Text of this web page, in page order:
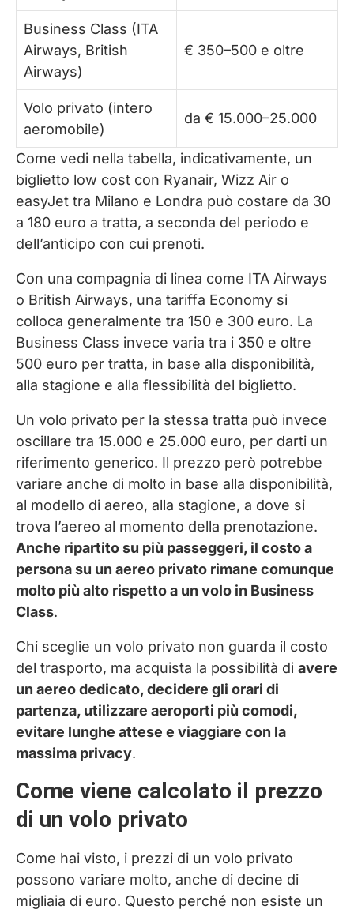
Business Class (ITA
Airways, British
Airways)
€ 350–500 e oltre
Volo privato (intero
aeromobile)
da € 15.000–25.000
Come vedi nella tabella, indicativamente, un
biglietto low cost con Ryanair, Wizz Air o
easyJet tra Milano e Londra può costare da 30
a 180 euro a tratta, a seconda del periodo e
dell’anticipo con cui prenoti.
Con una compagnia di linea come ITA Airways
o British Airways, una tariffa Economy si
colloca generalmente tra 150 e 300 euro. La
Business Class invece varia tra i 350 e oltre
500 euro per tratta, in base alla disponibilità,
alla stagione e alla flessibilità del biglietto.
Un volo privato per la stessa tratta può invece
oscillare tra 15.000 e 25.000 euro, per darti un
riferimento generico. Il prezzo però potrebbe
variare anche di molto in base alla disponibilità,
al modello di aereo, alla stagione, a dove si
trova l’aereo al momento della prenotazione.
Anche ripartito su più passeggeri, il costo a
persona su un aereo privato rimane comunque
molto più alto rispetto a un volo in Business
Class.
Chi sceglie un volo privato non guarda il costo
del trasporto, ma acquista la possibilità di avere
un aereo dedicato, decidere gli orari di
partenza, utilizzare aeroporti più comodi,
evitare lunghe attese e viaggiare con la
massima privacy.
Come viene calcolato il prezzo
di un volo privato
Come hai visto, i prezzi di un volo privato
possono variare molto, anche di decine di
migliaia di euro. Questo perché non esiste un